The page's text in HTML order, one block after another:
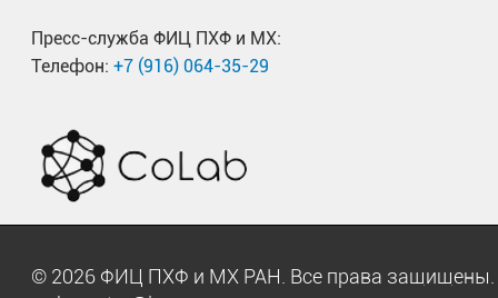
Пресс-служба ФИЦ ПХФ и МХ:
Телефон: +7 (916) 064-35-29
© 2026 ФИЦ ПХФ и МХ РАН. Все права